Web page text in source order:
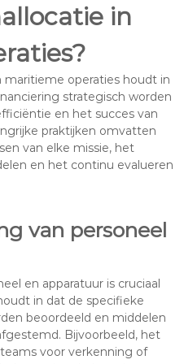
in
operaties houdt in
strategisch worden
en het succes van
praktijken omvatten
van elke missie, het
en het continu evalueren
van personeel
en apparatuur is cruciaal
in dat de specifieke
beoordeeld en middelen
Bijvoorbeeld, het
voor verkenning of